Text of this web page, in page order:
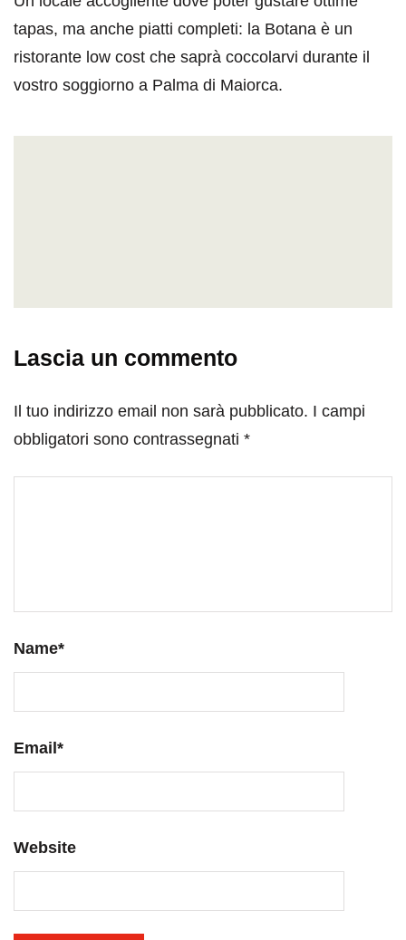
tapas, ma anche piatti completi: la Botana è un
ristorante low cost che saprà coccolarvi durante il
vostro soggiorno a Palma di Maiorca.
Lascia un commento
Il tuo indirizzo email non sarà pubblicato. I campi
obbligatori sono contrassegnati *
Name*
Email *
Website